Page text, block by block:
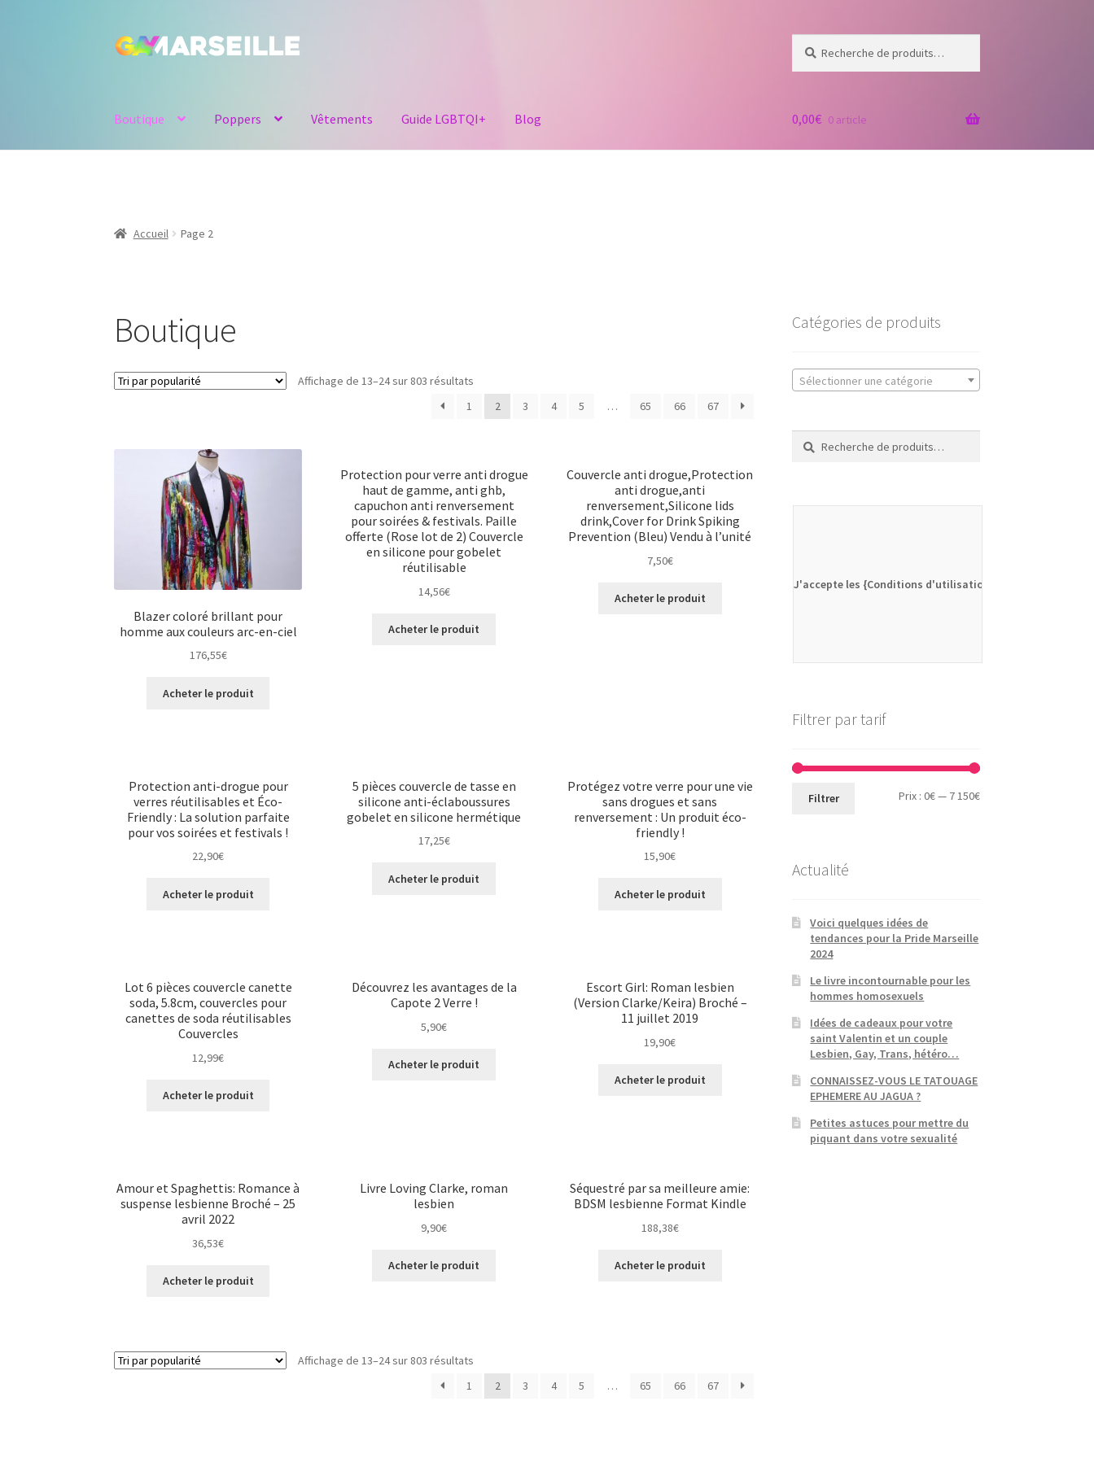
Aller
Aller
pour :
Boutique Poppers Vêtements Guide LGBTQI+ Blog 0,00€ 0 article
Accueil Page 2
Boutique
Affichage de 13–24 sur 803 résultats
1
2 3 4 5 … 65 66 67
Blazer coloré brillant pour
homme aux couleurs arc-en-ciel
176,55€
Acheter le produit
Protection pour verre anti drogue
haut de gamme, anti ghb,
capuchon anti renversement
pour soirées & festivals. Paille
offerte (Rose lot de 2) Couvercle
en silicone pour gobelet
réutilisable
14,56€
Acheter le produit
Couvercle anti drogue,Protection
anti drogue,anti
renversement,Silicone lids
drink,Cover for Drink Spiking
Prevention (Bleu) Vendu à l’unité
7,50€
Acheter le produit
Protection anti-drogue pour
verres réutilisables et Éco-
Friendly : La solution parfaite
pour vos soirées et festivals !
22,90€
Acheter le produit
5 pièces couvercle de tasse en
silicone anti-éclaboussures
gobelet en silicone hermétique
17,25€
Acheter le produit
Protégez votre verre pour une vie
sans drogues et sans
renversement : Un produit éco-
friendly !
15,90€
Acheter le produit
Lot 6 pièces couvercle canette
soda, 5.8cm, couvercles pour
canettes de soda réutilisables
Couvercles
12,99€
Acheter le produit
Découvrez les avantages de la
Capote 2 Verre !
5,90€
Acheter le produit
Escort Girl: Roman lesbien
(Version Clarke/Keira) Broché –
11 juillet 2019
19,90€
Acheter le produit
Amour et Spaghettis: Romance à
suspense lesbienne Broché – 25
avril 2022
36,53€
Acheter le produit
Livre Loving Clarke, roman
lesbien
9,90€
Acheter le produit
Séquestré par sa meilleure amie:
BDSM lesbienne Format Kindle
188,38€
Acheter le produit
Affichage de 13–24 sur 803 résultats
1
2 3 4 5 … 65 66 67
Catégories de produits
Sélectionner une catégorie
Recherche
pour :
Recherche
J'accepte les {Conditions d'utilisation}
Filtrer par tarif
Prix
Prix
Filtrer Prix : 0€— 7 150€
Actualité
Voici quelques idées de
tendances pour la Pride Marseille
2024
Le livre incontournable pour les
hommes homosexuels
Idées de cadeaux pour votre
saint Valentin et un couple
Lesbien, Gay, Trans, hétéro…
CONNAISSEZ-VOUS LE TATOUAGE
EPHEMERE AU JAGUA ?
Petites astuces pour mettre du
piquant dans votre sexualité